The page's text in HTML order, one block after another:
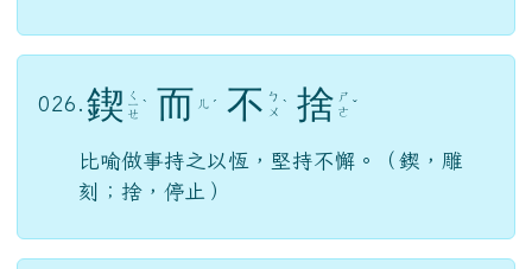
026. 鍥 ㄑ
ㄧ
ㄝ
ˋ 而 ㄦ ˊ 不 ㄅ
ㄨ ˋ 捨 ㄕ
ㄜ ˇ
比喻做事持之以恆，堅持不懈。（鍥，雕
刻；捨，停止）